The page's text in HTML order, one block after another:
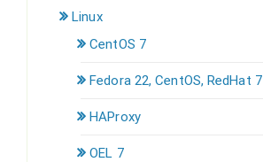
Linux
CentOS 7
Fedora 22, CentOS, RedHat 7
HAProxy
OEL 7